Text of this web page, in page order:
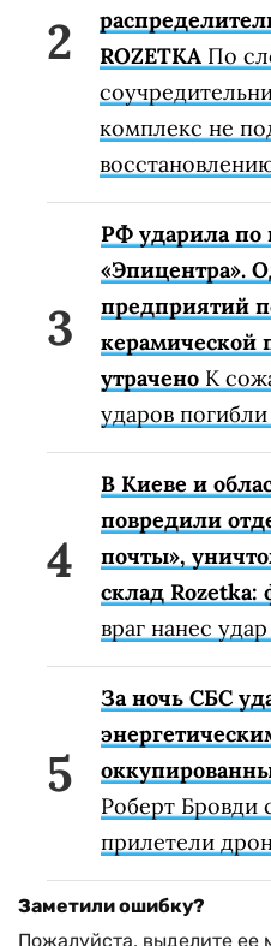
ROZETKA По
комплекс не
РФ ударила по
«Эпицентра».
предприятий
керамической
утрачено К
ударов
В Киеве и
повредили
почты»,
склад Rozetka:
враг нанес
За ночь СБС
Роберт Бровди
прилетели
Заметили ошибку?
Пожалуйста, выделите